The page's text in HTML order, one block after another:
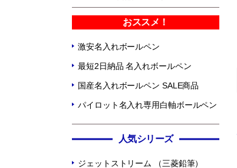
おススメ！
激安名入れボールペン
最短2日納品 名入れボールペン
国産名入れボールペン SALE商品
パイロット名入れ専用白軸ボールペン
人気シリーズ
ジェットストリーム （三菱鉛筆）